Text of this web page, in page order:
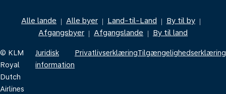
Alle lande | Alle byer | Land-til-Land | By til by |
Afgangsbyer | Afgangslande | By til land
© KLM
Royal
Dutch
Airlines
Juridisk
information
PrivatlivserklæringTilgængelighedserklæring